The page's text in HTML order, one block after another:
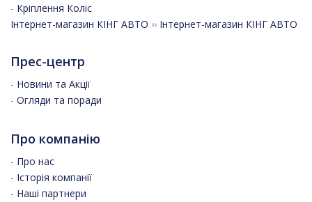
- Кріплення Коліс
Інтернет-магазин КІНГ АВТО ›› Інтернет-магазин КІНГ АВТО
Прес-центр
- Новини та Акції
- Огляди та поради
Про компанію
- Про нас
- Історія компанії
- Наші партнери